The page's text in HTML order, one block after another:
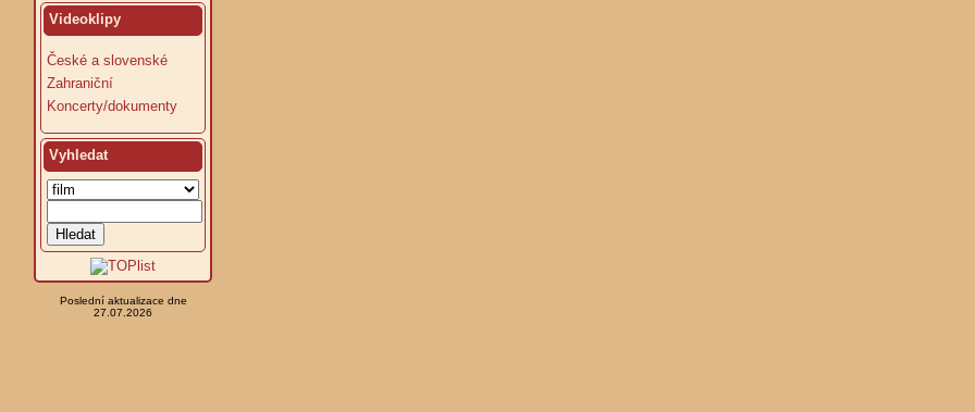
Videoklipy
České a slovenské
Zahraniční
Koncerty/dokumenty
Vyhledat
Poslední aktualizace dne
27.07.2026